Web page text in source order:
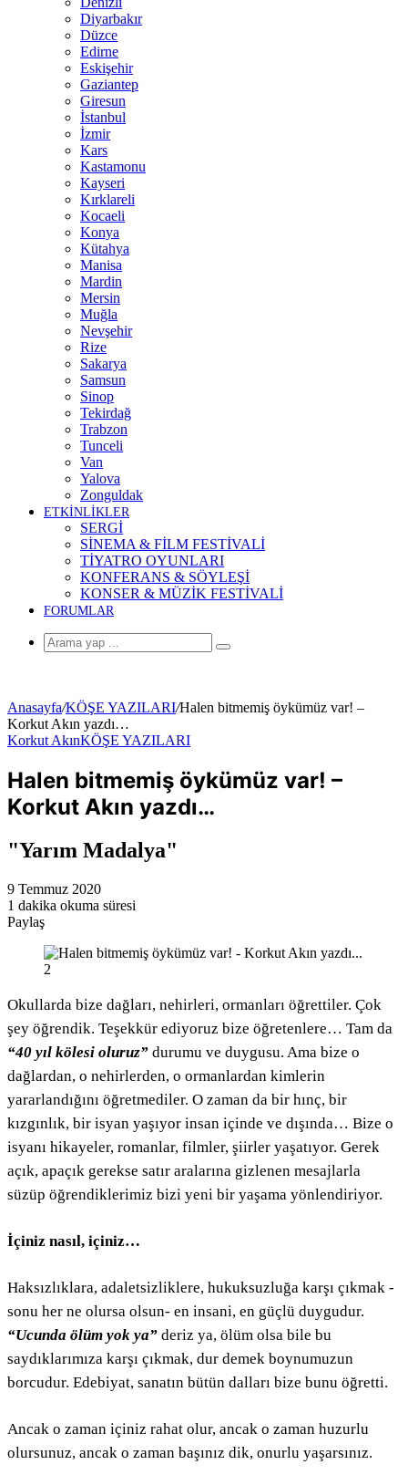
Diyarbakır
Düzce
Edirne
Eskişehir
Gaziantep
Giresun
İstanbul
İzmir
Kars
Kastamonu
Kayseri
Kırklareli
Kocaeli
Konya
Kütahya
Manisa
Mardin
Mersin
Muğla
Nevşehir
Rize
Sakarya
Samsun
Sinop
Tekirdağ
Trabzon
Tunceli
Van
Yalova
Zonguldak
ETKİNLİKLER
SERGİ
SİNEMA & FİLM FESTİVALİ
TİYATRO OYUNLARI
KONFERANS & SÖYLEŞİ
KONSER & MÜZİK FESTİVALİ
FORUMLAR
Arama
Anasayfa/KÖŞE YAZILARI/Halen bitmemiş öykümüz var! –
Korkut Akın yazdı…
Korkut AkınKÖŞE YAZILARI
Halen bitmemiş öykümüz var! –
Korkut Akın yazdı…
"Yarım Madalya"
9 Temmuz 2020
1 dakika okuma süresi
Paylaş
Okullarda bize dağları, nehirleri, ormanları öğrettiler. Çok
şey öğrendik. Teşekkür ediyoruz bize öğretenlere… Tam da
“40 yıl kölesi oluruz” durumu ve duygusu. Ama bize o
dağlardan, o nehirlerden, o ormanlardan kimlerin
yararlandığını öğretmediler. O zaman da bir hınç, bir
kızgınlık, bir isyan yaşıyor insan içinde ve dışında… Bize o
isyanı hikayeler, romanlar, filmler, şiirler yaşatıyor. Gerek
açık, apaçık gerekse satır aralarına gizlenen mesajlarla
süzüp öğrendiklerimiz bizi yeni bir yaşama yönlendiriyor.
İçiniz nasıl, içiniz…
Haksızlıklara, adaletsizliklere, hukuksuzluğa karşı çıkmak -
sonu her ne olursa olsun- en insani, en güçlü duygudur.
“Ucunda ölüm yok ya” deriz ya, ölüm olsa bile bu
saydıklarımıza karşı çıkmak, dur demek boynumuzun
borcudur. Edebiyat, sanatın bütün dalları bize bunu öğretti.
Ancak o zaman içiniz rahat olur, ancak o zaman huzurlu
olursunuz, ancak o zaman başınız dik, onurlu yaşarsınız.